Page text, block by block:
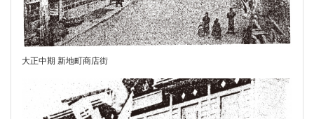
大正中期 新地町商店街